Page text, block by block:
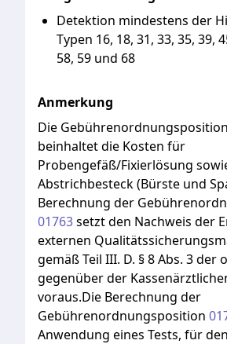
Detektion mindestens der
Typen 16, 18, 31, 33, 35, 39,
58, 59 und 68
Anmerkung
Die Gebührenordnungsposition
beinhaltetdie Kosten für
Probengefäß/Fixierlösung
Abstrichbesteck(Bürste und
Berechnung der
01763setztden Nachweis der
externen
gemäßTeil III. D. § 8Abs. 3der
gegenüberder
voraus.Die Berechnung der
Gebührenordnungsposition
Anwendung eines Tests, fürden